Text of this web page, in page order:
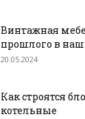
Винтажная
прошлого в
20.05.2024
Как строятся
котельные